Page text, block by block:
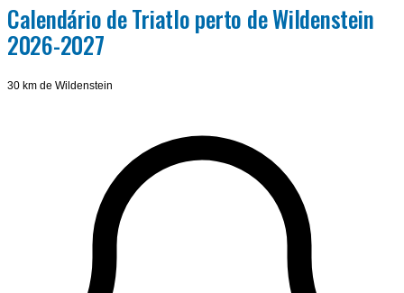
Calendário de Triatlo perto de Wildenstein
2026-2027
30 km de Wildenstein